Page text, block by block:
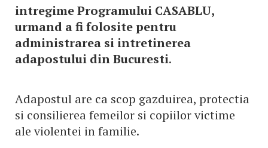
intregime Programului CASABLU,
urmand a fi folosite pentru
administrarea si intretinerea
adapostului din Bucuresti.
Adapostul are ca scop gazduirea, protectia
si consilierea femeilor si copiilor victime
ale violentei in familie.